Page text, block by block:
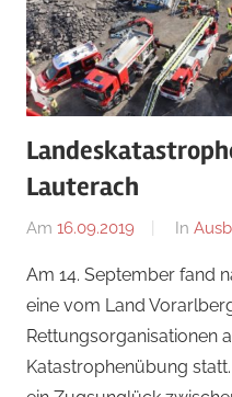
Lauterach
Am 16.09.2019
Von
In
Am 14. September fand
eine vom Land
Rettungsorganisationen
Katastrophenübung